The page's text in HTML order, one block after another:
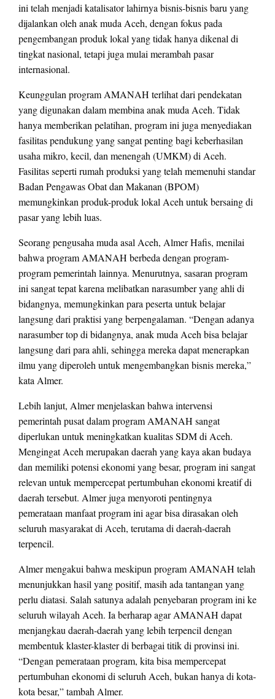
ini telah menjadi katalisator lahirnya bisnis-bisnis baru yang
dijalankan oleh anak muda Aceh, dengan fokus pada
pengembangan produk lokal yang tidak hanya dikenal di
tingkat nasional, tetapi juga mulai merambah pasar
internasional.
Keunggulan program AMANAH terlihat dari pendekatan
yang digunakan dalam membina anak muda Aceh. Tidak
hanya memberikan pelatihan, program ini juga menyediakan
fasilitas pendukung yang sangat penting bagi keberhasilan
usaha mikro, kecil, dan menengah (UMKM) di Aceh.
Fasilitas seperti rumah produksi yang telah memenuhi standar
Badan Pengawas Obat dan Makanan (BPOM)
memungkinkan produk-produk lokal Aceh untuk bersaing di
pasar yang lebih luas.
Seorang pengusaha muda asal Aceh, Almer Hafis, menilai
bahwa program AMANAH berbeda dengan program-
program pemerintah lainnya. Menurutnya, sasaran program
ini sangat tepat karena melibatkan narasumber yang ahli di
bidangnya, memungkinkan para peserta untuk belajar
langsung dari praktisi yang berpengalaman. “Dengan adanya
narasumber top di bidangnya, anak muda Aceh bisa belajar
langsung dari para ahli, sehingga mereka dapat menerapkan
ilmu yang diperoleh untuk mengembangkan bisnis mereka,”
kata Almer.
Lebih lanjut, Almer menjelaskan bahwa intervensi
pemerintah pusat dalam program AMANAH sangat
diperlukan untuk meningkatkan kualitas SDM di Aceh.
Mengingat Aceh merupakan daerah yang kaya akan budaya
dan memiliki potensi ekonomi yang besar, program ini sangat
relevan untuk mempercepat pertumbuhan ekonomi kreatif di
daerah tersebut. Almer juga menyoroti pentingnya
pemerataan manfaat program ini agar bisa dirasakan oleh
seluruh masyarakat di Aceh, terutama di daerah-daerah
terpencil.
Almer mengakui bahwa meskipun program AMANAH telah
menunjukkan hasil yang positif, masih ada tantangan yang
perlu diatasi. Salah satunya adalah penyebaran program ini ke
seluruh wilayah Aceh. Ia berharap agar AMANAH dapat
menjangkau daerah-daerah yang lebih terpencil dengan
membentuk klaster-klaster di berbagai titik di provinsi ini.
“Dengan pemerataan program, kita bisa mempercepat
pertumbuhan ekonomi di seluruh Aceh, bukan hanya di kota-
kota besar,” tambah Almer.